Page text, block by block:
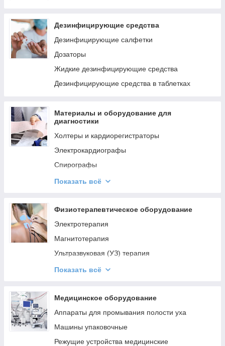
Установка получения воды аналитического
качества
Бидистилляторы БЭ
Подставки для лабораторного оборудования
Система очистки исходной воды для
дистилляции
Дезинфицирующие средства
Дезинфицирующие салфетки
Дозаторы
Жидкие дезинфицирующие средства
Дезинфицирующие средства в таблетках
Материалы и оборудование для
диагностики
Холтеры и кардиорегистраторы
Электрокардиографы
Спирографы
Гемоглобинометры
Коагулометры
Аппараты УЗИ
Анализаторы состава тела
Рентгенология и маммография
Показать всё
Физиотерапевтическое оборудование
Электротерапия
Магнитотерапия
Ультразвуковая (УЗ) терапия
Аппараты низкочастотной терапии
УВЧ терапия
Светотерапия (облучатели)
УВТ терапия
Криотерапия
Показать всё
Медицинское оборудование
Аппараты для промывания полости уха
Машины упаковочные
Режущие устройства медицинские